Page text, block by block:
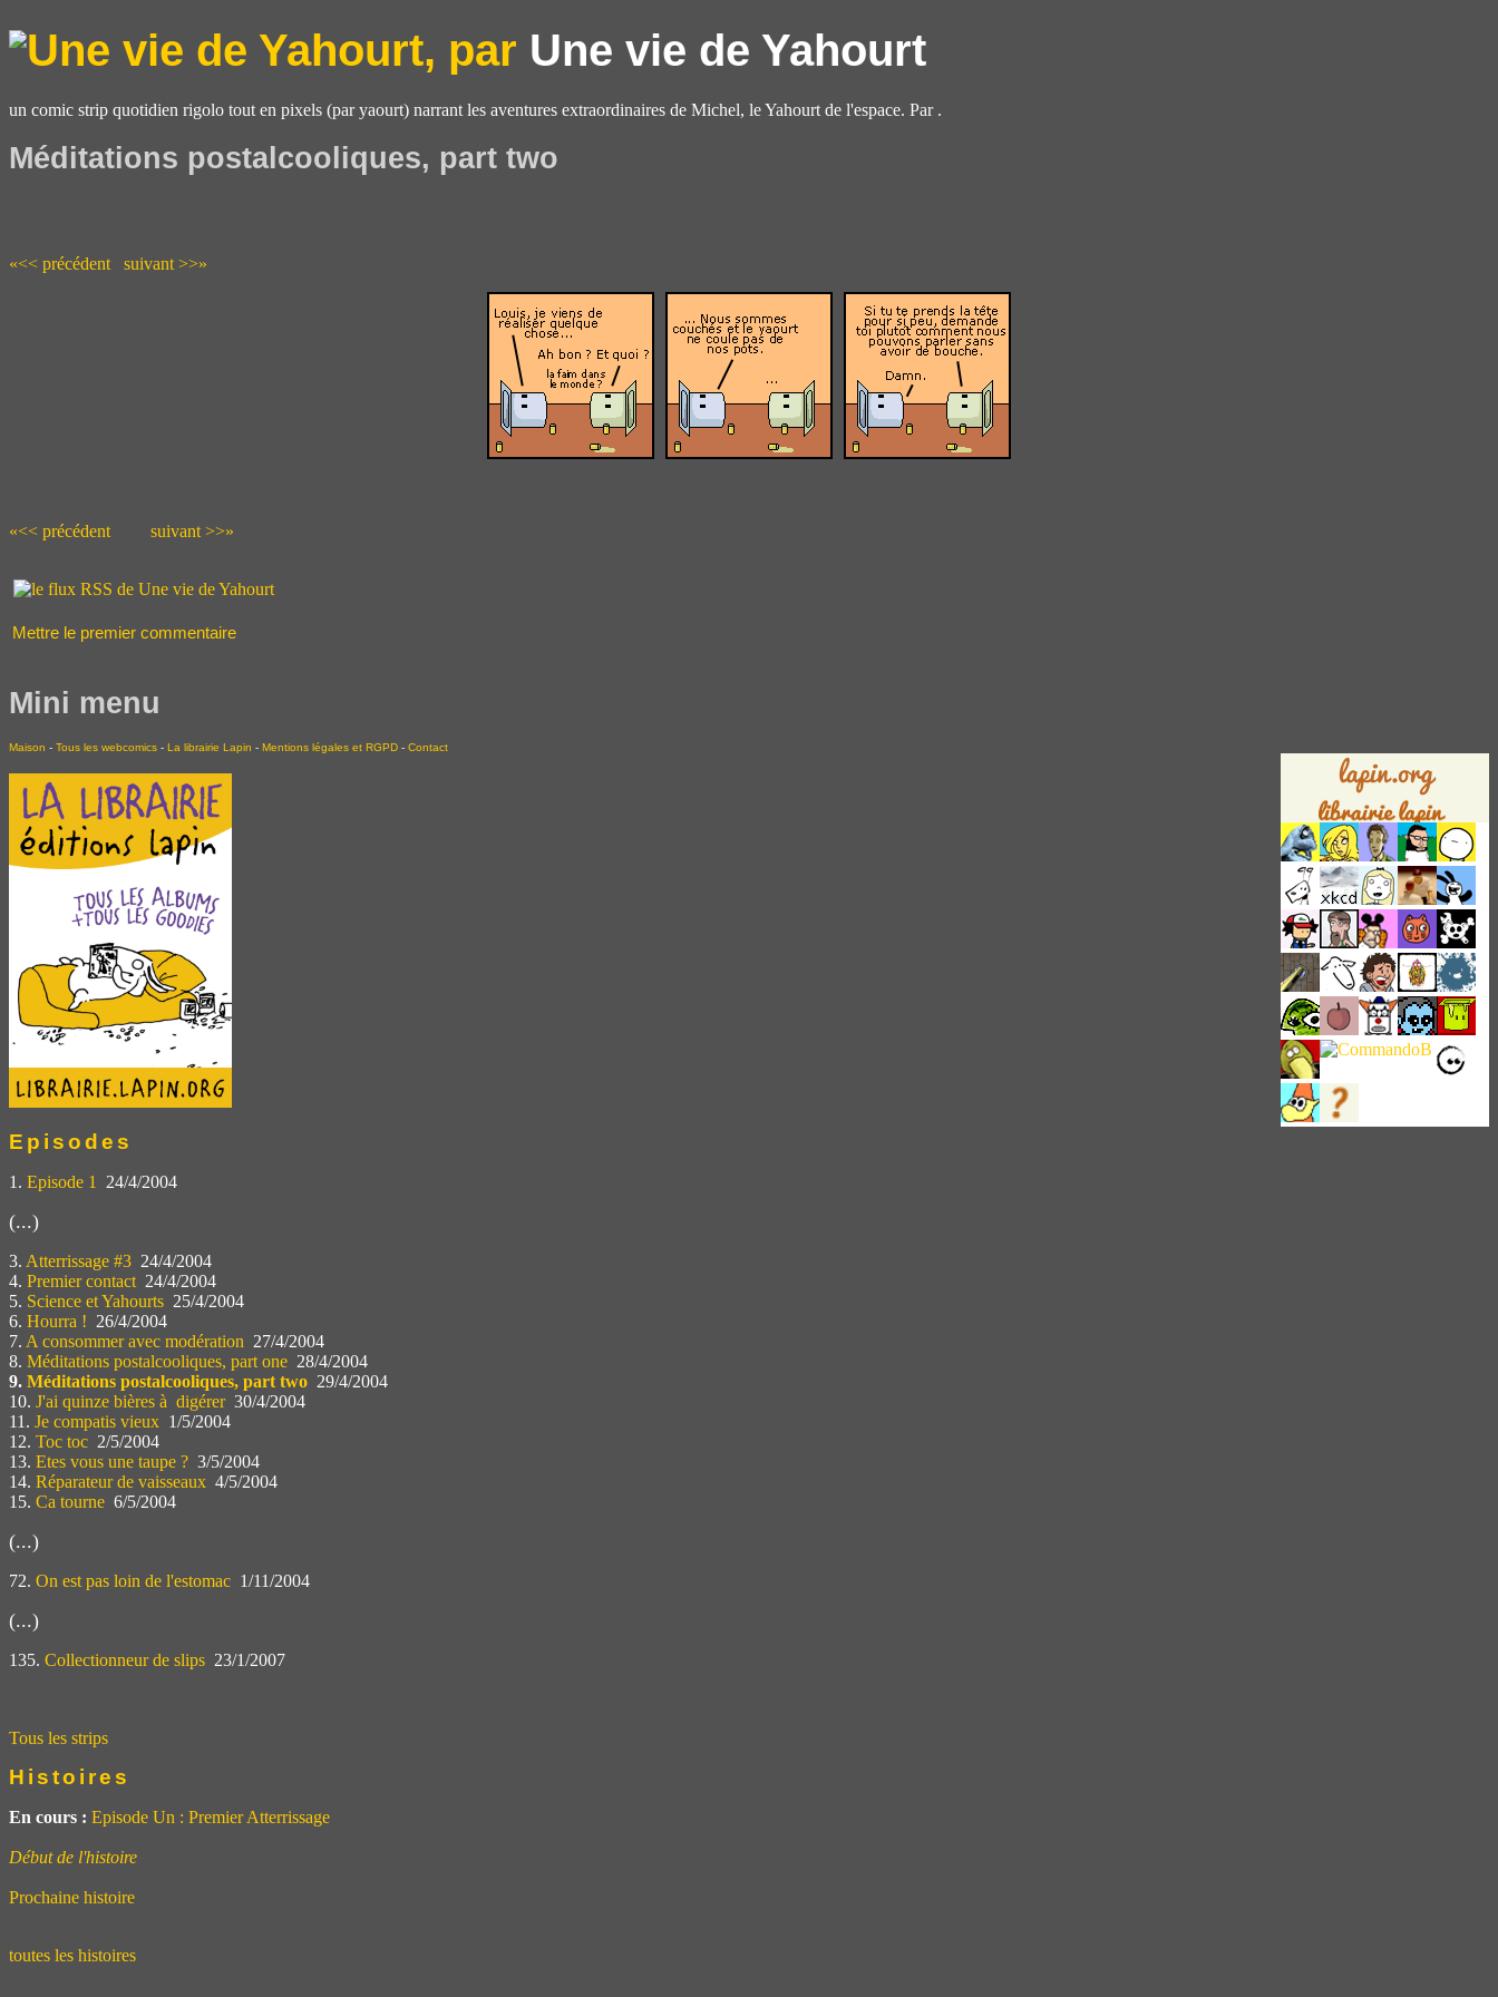
Une vie de Yahourt
un comic strip quotidien rigolo tout en pixels (par yaourt) narrant les aventures extraordinaires de Michel, le Yahourt de l'espace. Par .
Méditations postalcooliques, part two
«<< précédent suivant >>»
«<< précédent suivant >>»
Mettre le premier commentaire
Mini menu
Maison - Tous les webcomics - La librairie Lapin - Mentions légales et RGPD - Contact
Episodes
1. Episode 1 24/4/2004
(...)
3. Atterrissage #3 24/4/2004
4. Premier contact 24/4/2004
5. Science et Yahourts 25/4/2004
6. Hourra ! 26/4/2004
7. A consommer avec modération 27/4/2004
8. Méditations postalcooliques, part one 28/4/2004
9. Méditations postalcooliques, part two 29/4/2004
10. J'ai quinze bières à digérer30/4/2004
11. Je compatis vieux 1/5/2004
12. Toc toc 2/5/2004
13. Etes vous une taupe ? 3/5/2004
14. Réparateur de vaisseaux 4/5/2004
15. Ca tourne 6/5/2004
(...)
72. On est pas loin de l'estomac 1/11/2004
(...)
135. Collectionneur de slips 23/1/2007
Tous les strips
Histoires
En cours : Episode Un : Premier Atterrissage
Début de l'histoire
Prochaine histoire
toutes les histoires